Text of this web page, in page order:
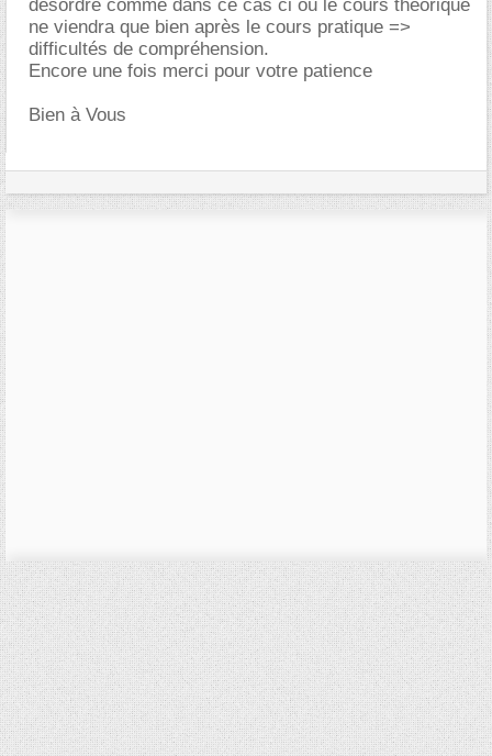
désordre comme dans ce cas ci où le cours théorique
ne viendra que bien après le cours pratique =>
difficultés de compréhension.
Encore une fois merci pour votre patience
Bien à Vous